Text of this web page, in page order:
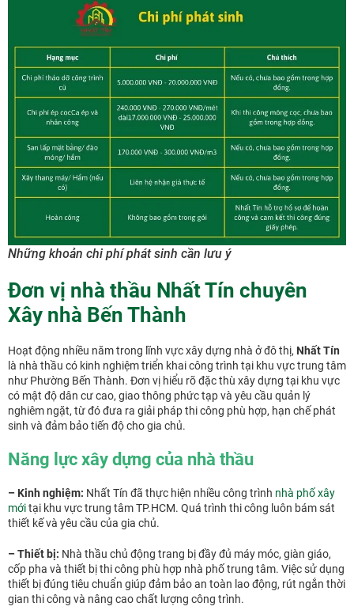
Những khoản chi phí phát sinh cần lưu ý
Đơn vị nhà thầu Nhất Tín chuyên
Xây nhà Bến Thành
Hoạt động nhiều năm trong lĩnh vực xây dựng nhà ở đô thị, Nhất Tín
là nhà thầu có kinh nghiệm triển khai công trình tại khu vực trung tâm
như Phường Bến Thành. Đơn vị hiểu rõ đặc thù xây dựng tại khu vực
có mật độ dân cư cao, giao thông phức tạp và yêu cầu quản lý
nghiêm ngặt, từ đó đưa ra giải pháp thi công phù hợp, hạn chế phát
sinh và đảm bảo tiến độ cho gia chủ.
Năng lực xây dựng của nhà thầu
– Kinh nghiệm: Nhất Tín đã thực hiện nhiều công trình nhà phố xây
mớitại khu vực trung tâm TP.HCM. Quá trình thi công luôn bám sát
thiết kế và yêu cầu của gia chủ.
– Thiết bị: Nhà thầu chủ động trang bị đầy đủ máy móc, giàn giáo,
cốp pha và thiết bị thi công phù hợp nhà phố trung tâm. Việc sử dụng
thiết bị đúng tiêu chuẩn giúp đảm bảo an toàn lao động, rút ngắn thời
gian thi công và nâng cao chất lượng công trình.